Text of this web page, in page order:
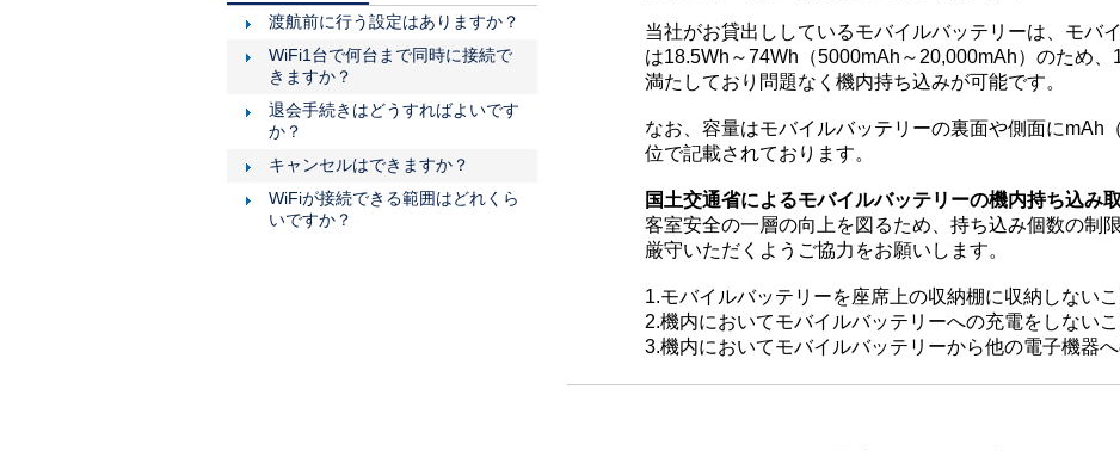
VPNオプション
GoPro (ゴープロ)
iPadレンタル
中部国際空港
関東
渋谷ちかみち
グランデュオ蒲田
中国・四国
広島空港
鹿児島
那覇空
JR宮崎駅
渡航前に行う設定はありますか？
WiFi1台で何台まで同時に接続で
きますか？
退会手続きはどうすればよいです
か？
キャンセルはできますか？
WiFiが接続できる範囲はどれくら
いですか？
当社がお貸出ししているモバイルバッテリーは、モバ
は18.5Wh～74Wh（5000mAh～20,000mAh）のため、
満たしており問題なく機内持ち込みが可能です。
なお、容量はモバイルバッテリーの裏面や側面にmAh
位で記載されております。
国土交通省によるモバイルバッテリーの機内持ち込み
客室安全の一層の向上を図るため、持ち込み個数の制
厳守いただくようご協力をお願いします。
1.モバイルバッテリーを座席上の収納棚に収納しないこ
2.機内においてモバイルバッテリーへの充電をしないこ
3.機内においてモバイルバッテリーから他の電子機器